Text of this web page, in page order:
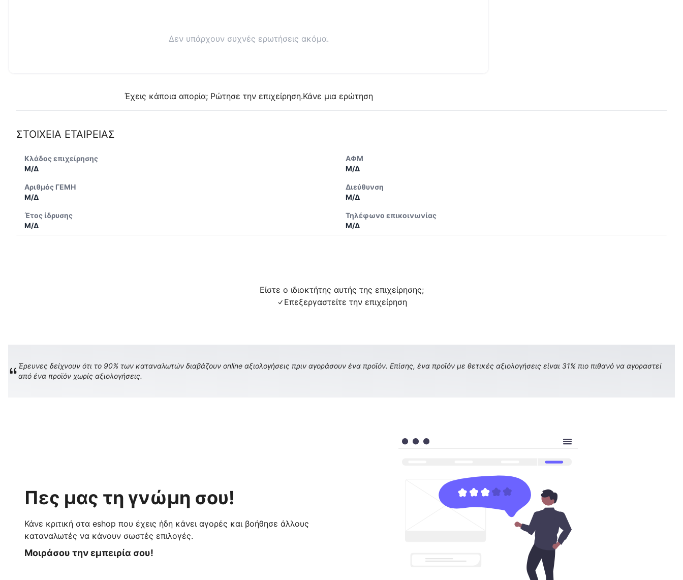
Δεν υπάρχουν συχνές ερωτήσεις ακόμα.
Έχεις κάποια απορία; Ρώτησε την επιχείρηση.Κάνε μια ερώτηση
ΣΤΟΙΧΕΙΑ ΕΤΑΙΡΕΙΑΣ
Κλάδος επιχείρησης
Μ/Δ
ΑΦΜ
Μ/Δ
Αριθμός ΓΕΜΗ
Μ/Δ
Διεύθυνση
Μ/Δ
Έτος ίδρυσης
Μ/Δ
Τηλέφωνο επικοινωνίας
Μ/Δ
Είστε ο ιδιοκτήτης αυτής της επιχείρησης;
Επεξεργαστείτε την επιχείρηση
Έρευνες δείχνουν ότι το 90% των καταναλωτών διαβάζουν online αξιολογήσεις πριν αγοράσουν ένα προϊόν. Επίσης, ένα προϊόν με θετικές αξιολογήσεις είναι 31% πιο πιθανό να αγοραστεί
από ένα προϊόν χωρίς αξιολογήσεις.
Πες μας τη γνώμη σου!
Κάνε κριτική στα eshop που έχεις ήδη κάνει αγορές και βοήθησε άλλους
καταναλωτές να κάνουν σωστές επιλογές.
Μοιράσου την εμπειρία σου!